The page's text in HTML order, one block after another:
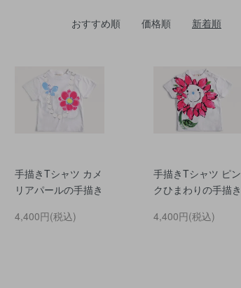
おすすめ順 価格順 新着順
手描きTシャツ カメ
リアパールの手描き
4,400円(税込)
手描きTシャツ ピン
クひまわりの手描き
4,400円(税込)